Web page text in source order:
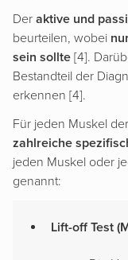
Der aktive und
beurteilen, wobei
sein sollte [4].
Bestandteil der
erkennen [4].
Für jeden Muskel
zahlreiche
jeden Muskel oder
genannt:
Lift-off Test